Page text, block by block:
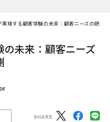
実現する顧客体験の未来：顧客ニーズの把握
未来：顧客ニーズ